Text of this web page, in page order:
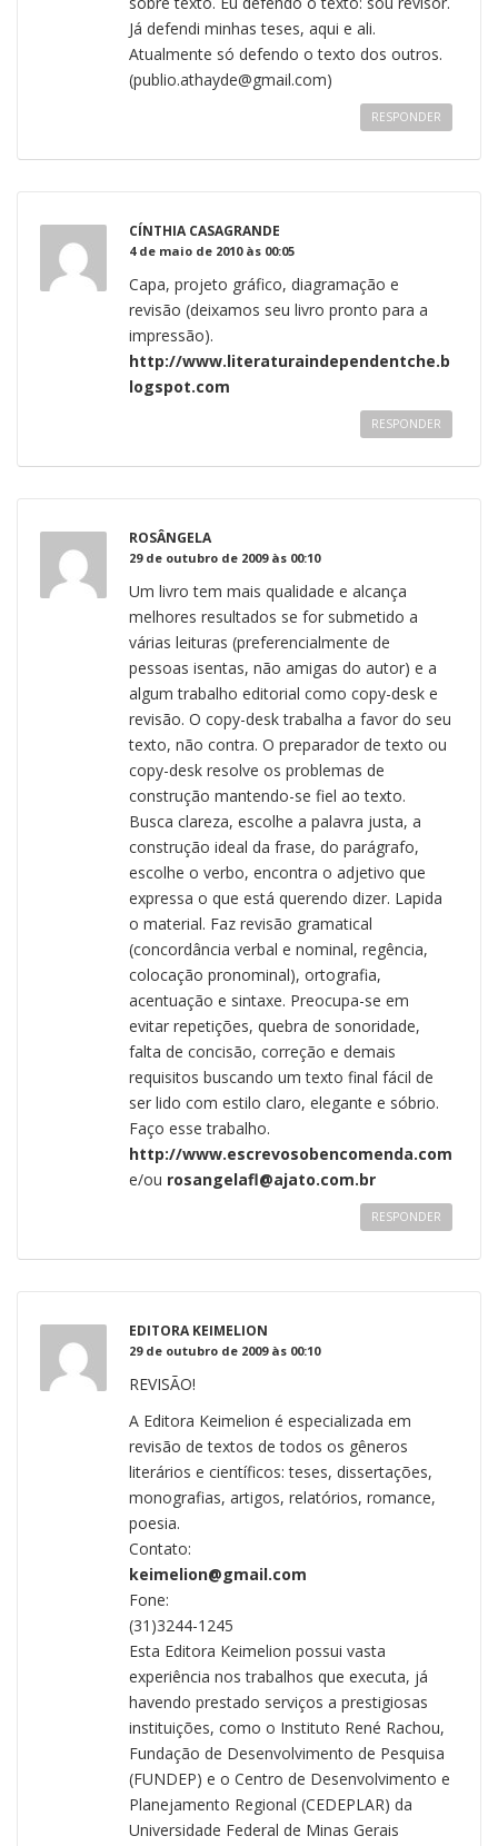
Já defendi minhas teses, aqui e ali.
Atualmente só defendo o texto dos outros.
(publio.athayde@gmail.com)
RESPONDER
CÍNTHIA CASAGRANDE
4 de maio de 2010 às 00:05
Capa, projeto gráfico, diagramação e
revisão (deixamos seu livro pronto para a
impressão).
http://www.literaturaindependentche.b
logspot.com
RESPONDER
ROSÂNGELA
29 de outubro de 2009 às 00:10
Um livro tem mais qualidade e alcança
melhores resultados se for submetido a
várias leituras (preferencialmente de
pessoas isentas, não amigas do autor) e a
algum trabalho editorial como copy-desk e
revisão. O copy-desk trabalha a favor do seu
texto, não contra. O preparador de texto ou
copy-desk resolve os problemas de
construção mantendo-se fiel ao texto.
Busca clareza, escolhe a palavra justa, a
construção ideal da frase, do parágrafo,
escolhe o verbo, encontra o adjetivo que
expressa o que está querendo dizer. Lapida
o material. Faz revisão gramatical
(concordância verbal e nominal, regência,
colocação pronominal), ortografia,
acentuação e sintaxe. Preocupa-se em
evitar repetições, quebra de sonoridade,
falta de concisão, correção e demais
requisitos buscando um texto final fácil de
ser lido com estilo claro, elegante e sóbrio.
Faço esse trabalho.
http://www.escrevosobencomenda.com
e/ou rosangelafl@ajato.com.br
RESPONDER
EDITORA KEIMELION
29 de outubro de 2009 às 00:10
REVISÃO!
A Editora Keimelion é especializada em
revisão de textos de todos os gêneros
literários e científicos: teses, dissertações,
monografias, artigos, relatórios, romance,
poesia.
Contato:
keimelion@gmail.com
Fone:
(31)3244-1245
Esta Editora Keimelion possui vasta
experiência nos trabalhos que executa, já
havendo prestado serviços a prestigiosas
instituições, como o Instituto René Rachou,
Fundação de Desenvolvimento de Pesquisa
(FUNDEP) e o Centro de Desenvolvimento e
Planejamento Regional (CEDEPLAR) da
Universidade Federal de Minas Gerais